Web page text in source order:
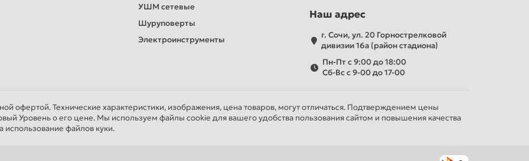
УШМ сетевые
Шуруповерты
Электроинструменты
Наш адрес
г. Сочи, ул. 20 Горнострелковой
дивизии 16а (район стадиона)
Пн-Пт с 9:00 до 18:00
Сб-Вс с 9-00 до 17-00
офертой. Технические характеристики, изображения, цена товаров, могут отличаться. Подтверждением цены
Уровень о его цене. Мы используем файлы cookie для вашего удобства пользования сайтом и повышения качества
использование файлов куки.